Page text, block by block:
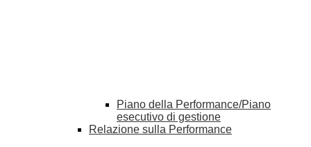
Piano della Performance/Piano
esecutivo di gestione
Relazione sulla Performance